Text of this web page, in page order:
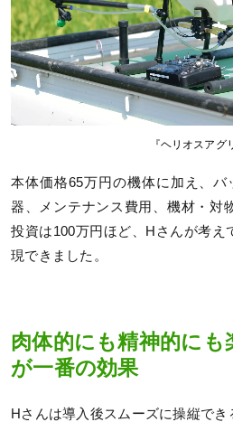
『ヘリオスアグ
本体価格65万円の機体に加え、
器、メンテナンス費用、機材・対
投資は100万円ほど、Hさんが考え
現できました。
肉体的にも精神的にも
が一番の効果
Hさんは導入後スムーズに操縦で